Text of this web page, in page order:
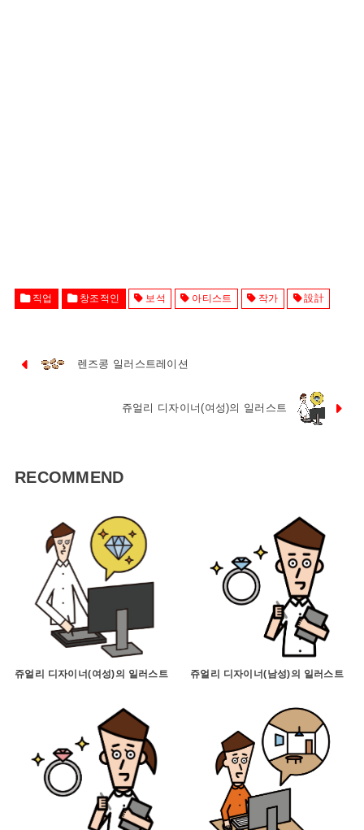
직업 창조적인 보석 아티스트 작가 設計
렌즈콩 일러스트레이션
쥬얼리 디자이너(여성)의 일러스트
RECOMMEND
쥬얼리 디자이너(여성)의 일러스트 쥬얼리 디자이너(남성)의 일러스트